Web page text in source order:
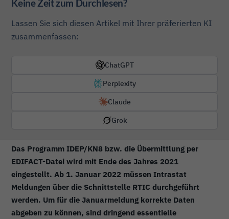
Keine Zeit zum Durchlesen?
Lassen Sie sich diesen Artikel mit Ihrer präferierten KI
zusammenfassen:
ChatGPT
Perplexity
Claude
Grok
Das Programm IDEP/KN8 bzw. die Übermittlung per
EDIFACT-Datei wird mit Ende des Jahres 2021
eingestellt. Ab 1. Januar 2022 müssen Intrastat
Meldungen über die Schnittstelle RTIC durchgeführt
werden. Um für die Januarmeldung korrekte Daten
abgeben zu können, sind dringend essentielle